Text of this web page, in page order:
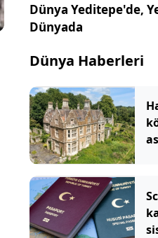
Dünya Yeditepe'de,
Dünyada
Dünya Haberleri